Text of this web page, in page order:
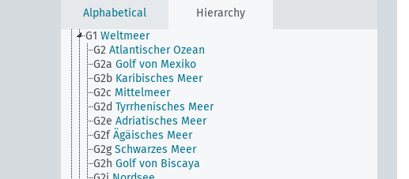
Alphabetical Hierarchy
E1 Amerika
F1
G1 Weltmeer
G2 Atlantischer Ozean
G2a Golf von Mexiko
G2b Karibisches Meer
G2c Mittelmeer
G2d Tyrrhenisches Meer
G2e Adriatisches Meer
G2f Ägäisches Meer
G2g Schwarzes Meer
G2h Golf von Biscaya